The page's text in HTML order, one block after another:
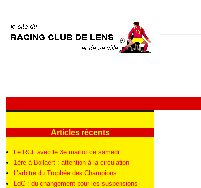
Articles récents
Le RCL avec le 3e maillot ce samedi
1ère à Bollaert : attention à la circulation
L’arbitre du Trophée des Champions
LdC : du changement pour les suspensions